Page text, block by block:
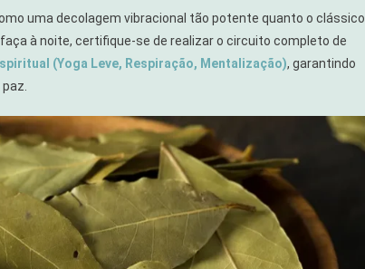
uma decolagem vibracional tão potente quanto o clássico
faça à noite, certifique-se de realizar o circuito completo de
(Yoga Leve, Respiração, Mentalização), garantindo